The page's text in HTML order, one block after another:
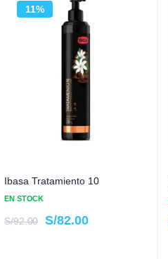
11%
Ibasa Tratamiento 10
EN STOCK
S/92.00 S/82.00